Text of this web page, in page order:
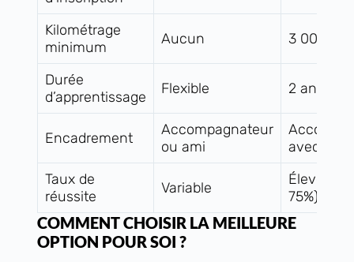
Kilométrage
minimum
Aucun 3 000 km
Durée
d’apprentissage
Flexible 2 ans
Encadrement
Accompagnateur
ou ami
avec
Taux de
réussite
Variable
Élevé
75%)
COMMENT CHOISIR LA MEILLEURE
OPTION POUR SOI ?